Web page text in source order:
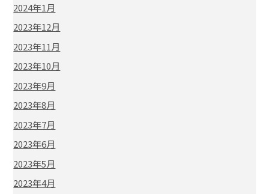
2024年1月
2023年12月
2023年11月
2023年10月
2023年9月
2023年8月
2023年7月
2023年6月
2023年5月
2023年4月